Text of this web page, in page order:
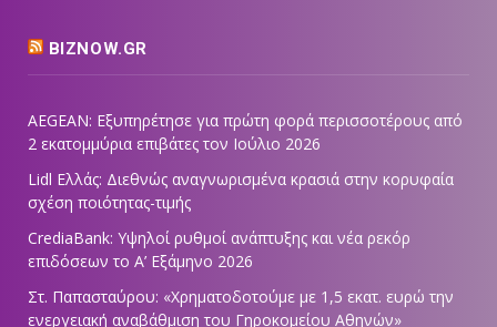
BIZNOW.GR
AEGEAN: Εξυπηρέτησε για πρώτη φορά περισσοτέρους από
2 εκατομμύρια επιβάτες τον Ιούλιο 2026
Lidl Ελλάς: Διεθνώς αναγνωρισμένα κρασιά στην κορυφαία
σχέση ποιότητας-τιμής
CrediaBank: Υψηλοί ρυθμοί ανάπτυξης και νέα ρεκόρ
επιδόσεων το Α’ Εξάμηνο 2026
Στ. Παπασταύρου: «Χρηματοδοτούμε με 1,5 εκατ. ευρώ την
ενεργειακή αναβάθμιση του Γηροκομείου Αθηνών»